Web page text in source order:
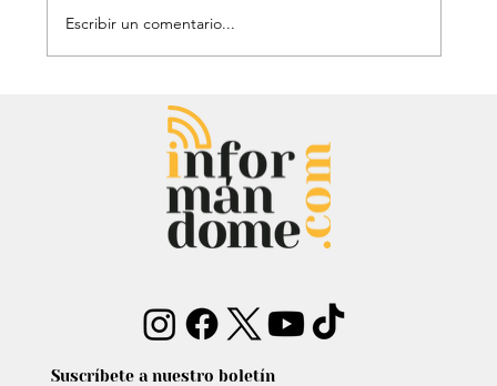
Audiencia de Maduro en Estados
Unidos: Debate por fondos para su
defensa marca el proceso
Escribir un comentario...
Suscríbete a nuestro boletín